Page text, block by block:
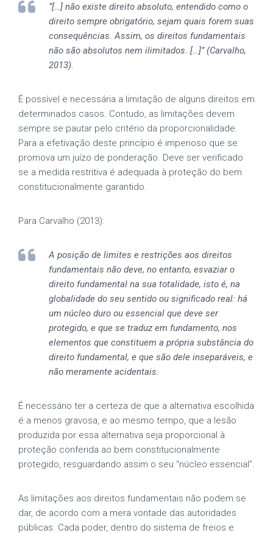
“[…] não existe direito absoluto, entendido como o
direito sempre obrigatório, sejam quais forem suas
consequências. Assim, os direitos fundamentais
não são absolutos nem ilimitados. […]” (Carvalho,
2013).
É possível e necessária a limitação de alguns direitos em
determinados casos. Contudo, as limitações devem
sempre se pautar pelo critério da proporcionalidade.
Para a efetivação deste princípio é imperioso que se
promova um juízo de ponderação. Deve ser verificado
se a medida restritiva é adequada à proteção do bem
constitucionalmente garantido.
Para Carvalho (2013):
A posição de limites e restrições aos direitos
fundamentais não deve, no entanto, esvaziar o
direito fundamental na sua totalidade, isto é, na
globalidade do seu sentido ou significado real: há
um núcleo duro ou essencial que deve ser
protegido, e que se traduz em fundamento, nos
elementos que constituem a própria substância do
direito fundamental, e que são dele inseparáveis, e
não meramente acidentais.
É necessário ter a certeza de que a alternativa escolhida
é a menos gravosa, e ao mesmo tempo, que a lesão
produzida por essa alternativa seja proporcional à
proteção conferida ao bem constitucionalmente
protegido, resguardando assim o seu “núcleo essencial”.
As limitações aos direitos fundamentais não podem se
dar, de acordo com a mera vontade das autoridades
públicas. Cada poder, dentro do sistema de freios e